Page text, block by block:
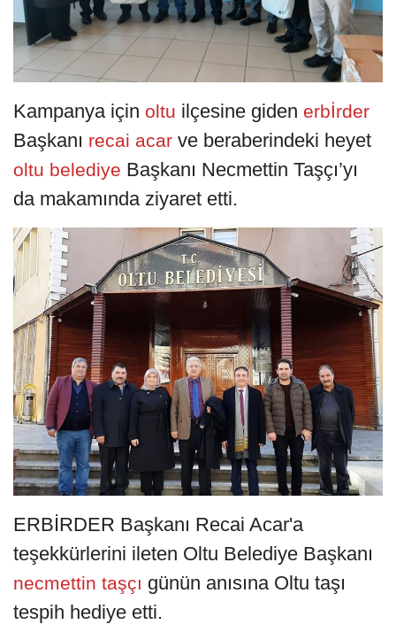
Kampanya için oltu ilçesine giden erbİrder
Başkanı recai acar ve beraberindeki heyet
oltu belediye Başkanı Necmettin Taşçı’yı
da makamında ziyaret etti.
ERBİRDER Başkanı Recai Acar'a
teşekkürlerini ileten Oltu Belediye Başkanı
necmettin taşçı günün anısına Oltu taşı
tespih hediye etti.